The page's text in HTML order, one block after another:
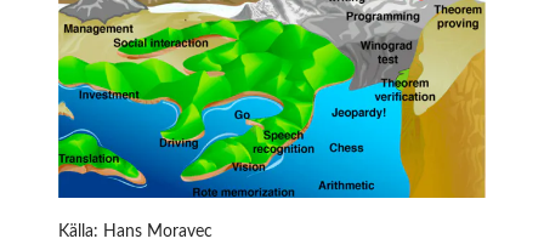
Källa: Hans Moravec